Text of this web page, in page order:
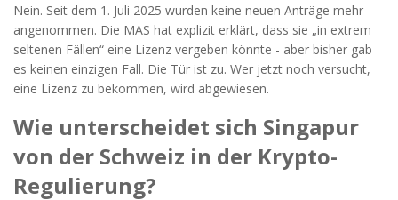
Nein. Seit dem 1. Juli 2025 wurden keine neuen Anträge mehr
angenommen. Die MAS hat explizit erklärt, dass sie „in extrem
seltenen Fällen“ eine Lizenz vergeben könnte - aber bisher gab
es keinen einzigen Fall. Die Tür ist zu. Wer jetzt noch versucht,
eine Lizenz zu bekommen, wird abgewiesen.
Wie unterscheidet sich Singapur
von der Schweiz in der Krypto-
Regulierung?